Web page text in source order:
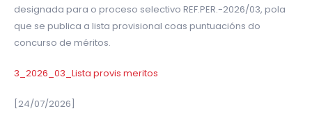
designada para o proceso selectivo REF.PER.-2026/03, pola
que se publica a lista provisional coas puntuacións do
concurso de méritos.
3_2026_03_Lista provis meritos
[24/07/2026]